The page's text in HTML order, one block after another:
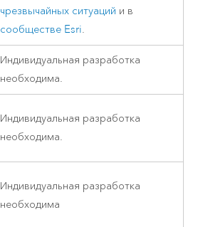
чрезвычайных ситуаций и в
сообществе Esri.
Индивидуальная разработка
необходима.
Индивидуальная разработка
необходима.
Индивидуальная разработка
необходима